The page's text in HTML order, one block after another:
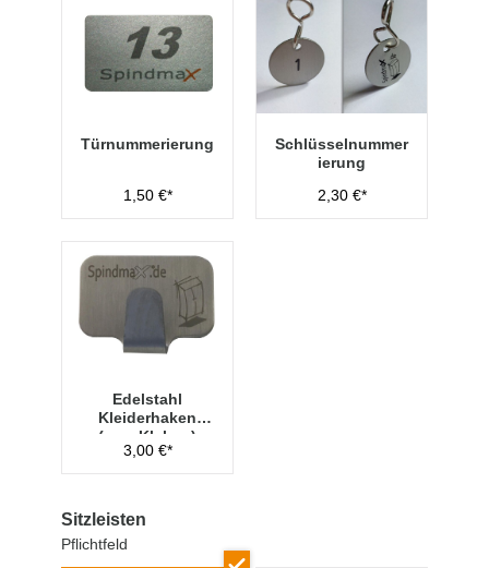
Türnummerierung
1,50 €*
Schlüsselnummer
ierung
2,30 €*
Edelstahl
Kleiderhaken
(zum Kleben)
3,00 €*
Sitzleisten
Pflichtfeld